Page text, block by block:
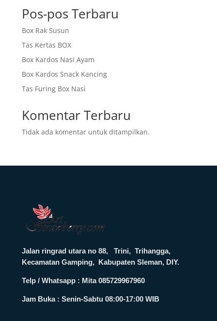
Pos-pos Terbaru
Box Rak Susun
Tas Kertas BOX
Box Kardos Nasi Ayam
Box Kardos Snack Kancing
Tas Furing Box Nasi
Komentar Terbaru
Tidak ada komentar untuk ditampilkan.
Jalan ringrad utara no 88, Trini, Trihangga,
Kecamatan Gamping, Kabupaten Sleman, DIY.
Telp / Whatsapp : Mita 085729967960
Jam Buka : Senin-Sabtu 08:00-17:00 WIB